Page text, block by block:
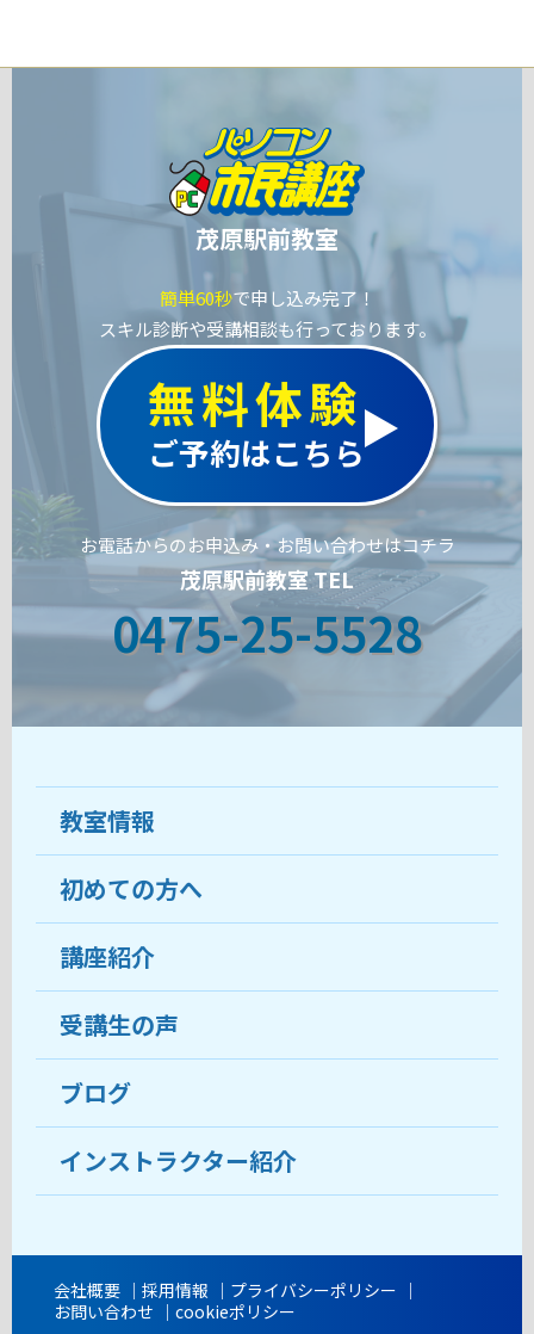
茂原駅前教室
簡単60秒で申し込み完了！
スキル診断や受講相談も行っております。
無料体験
ご予約はこちら
お電話からのお申込み・お問い合わせはコチラ
茂原駅前教室 TEL
0475-25-5528
教室情報
教室について
受講生の声
おすすめ・人気の講座
目的から講座を探す
教室ブログ
初めての方へ
ココがおすすめ
料金
受講までの流れ
よくあるご質問
講座紹介
受講生の声
ブログ
インストラクター紹介
会社概要 採用情報
プライバシーポリシー
お問い合わせ
cookieポリシー